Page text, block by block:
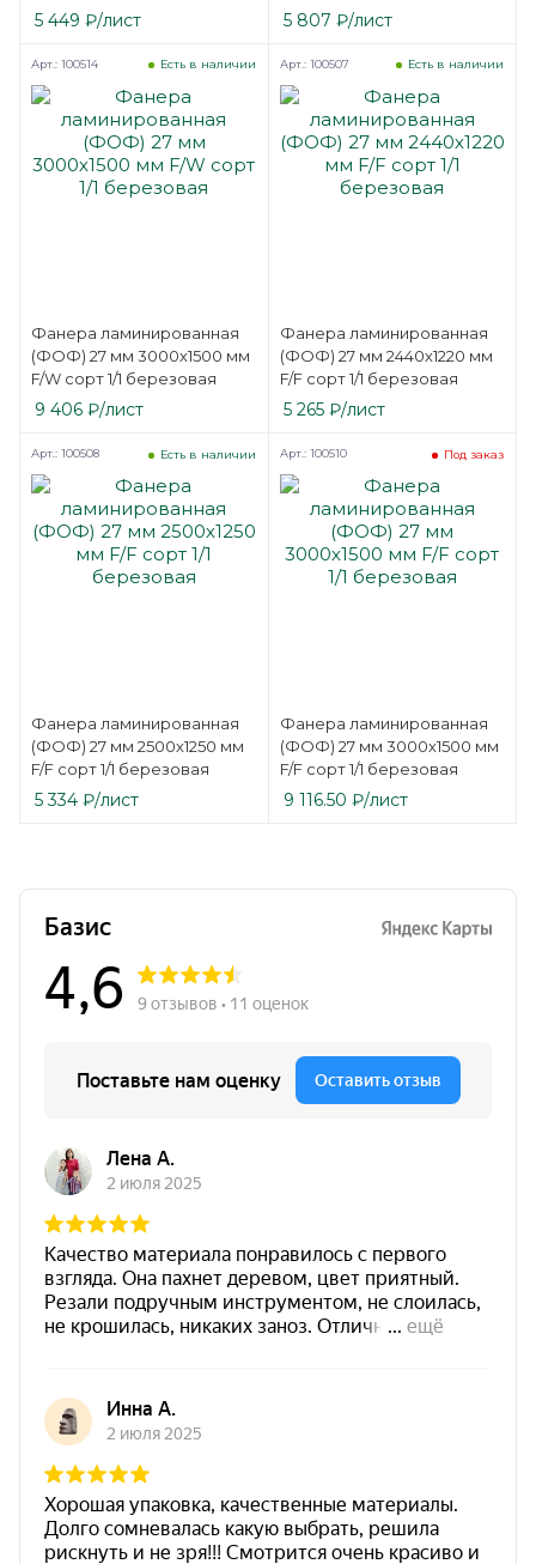
5 449 ₽/лист 5 807 ₽/лист
Фанера ламинированная
(ФОФ) 27 мм 3000х1500 мм
F/W сорт 1/1 березовая
Есть в наличии
Арт.: 100514
9 406 ₽/лист
Фанера ламинированная
(ФОФ) 27 мм 2440х1220 мм
F/F сорт 1/1 березовая
Есть в наличии
Арт.: 100507
5 265₽/лист
Фанера ламинированная
(ФОФ) 27 мм 2500х1250 мм
F/F сорт 1/1 березовая
Есть в наличии
Арт.: 100508
5 334 ₽/лист
Фанера ламинированная
(ФОФ) 27 мм 3000х1500 мм
F/F сорт 1/1 березовая
Под заказ
Арт.: 100510
9 116.50 ₽/лист